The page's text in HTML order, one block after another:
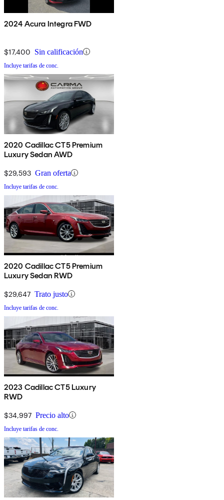
2024 Acura Integra FWD
$17,400 Sin calificación
Incluye tarifas de conc.
2020 Cadillac CT5 Premium
Luxury Sedan AWD
$29,593 Gran oferta
Incluye tarifas de conc.
2020 Cadillac CT5 Premium
Luxury Sedan RWD
$29,647 Trato justo
Incluye tarifas de conc.
2023 Cadillac CT5 Luxury
RWD
$34,997 Precio alto
Incluye tarifas de conc.